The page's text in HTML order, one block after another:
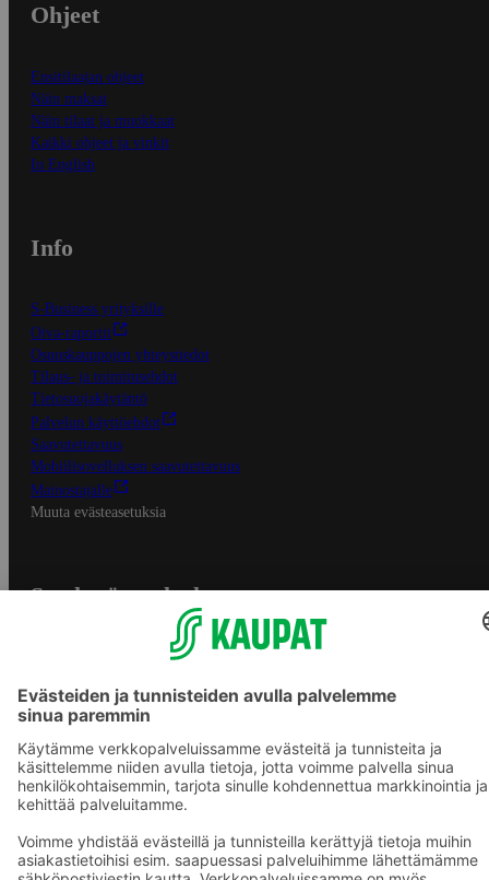
Ohjeet
Ensitilaajan ohjeet
Näin maksat
Näin tilaat ja muokkaat
Kaikki ohjeet ja vinkit
In English
Info
S-Business yrityksille
Oiva-raportit
Osuuskauppojen yhteystiedot
Tilaus- ja toimitusehdot
Tietosuojakäytäntö
Palvelun käyttöehdot
Saavutettavuus
Mobiilisovelluksen saavutettavuus
Mainostajalle
Muuta evästeasetuksia
S-ryhmän palvelut
Yhteishyvä Ruoka -sovellus
S-ostoslista -sovellus
Prisma.fi
Sokos.fi
S-Pankki
Sokos Hotels
Raflaamo